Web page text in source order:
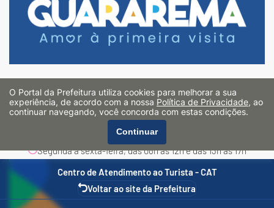
Praça Cel. Brasílio Fonseca, 35 - Centro
Guararema/SP - CEP: 08900-000
turismo@guararema.sp.gov.br
Segunda à sexta-feira, das 08h às 12h e das 13h às 17h
Centro de Atendimento ao Turista - CAT
Voltar ao site da Prefeitura
O Portal da Prefeitura utiliza cookies para melhorar a sua
experiência, de acordo com a nossa Política de Privacidade, ao
continuar navegando, você concorda com estas condições.
Continuar